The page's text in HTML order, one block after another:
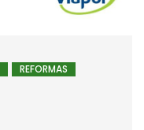
REFORMAS